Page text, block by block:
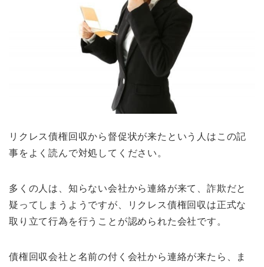
リクレス債権回収から督促状が来たという人はこの記
事をよく読んで対処してください。
多くの人は、知らない会社から連絡が来て、詐欺だと
疑ってしまうようですが、リクレス債権回収は正式な
取り立て行為を行うことが認められた会社です。
債権回収会社と名前の付く会社から連絡が来たら、ま